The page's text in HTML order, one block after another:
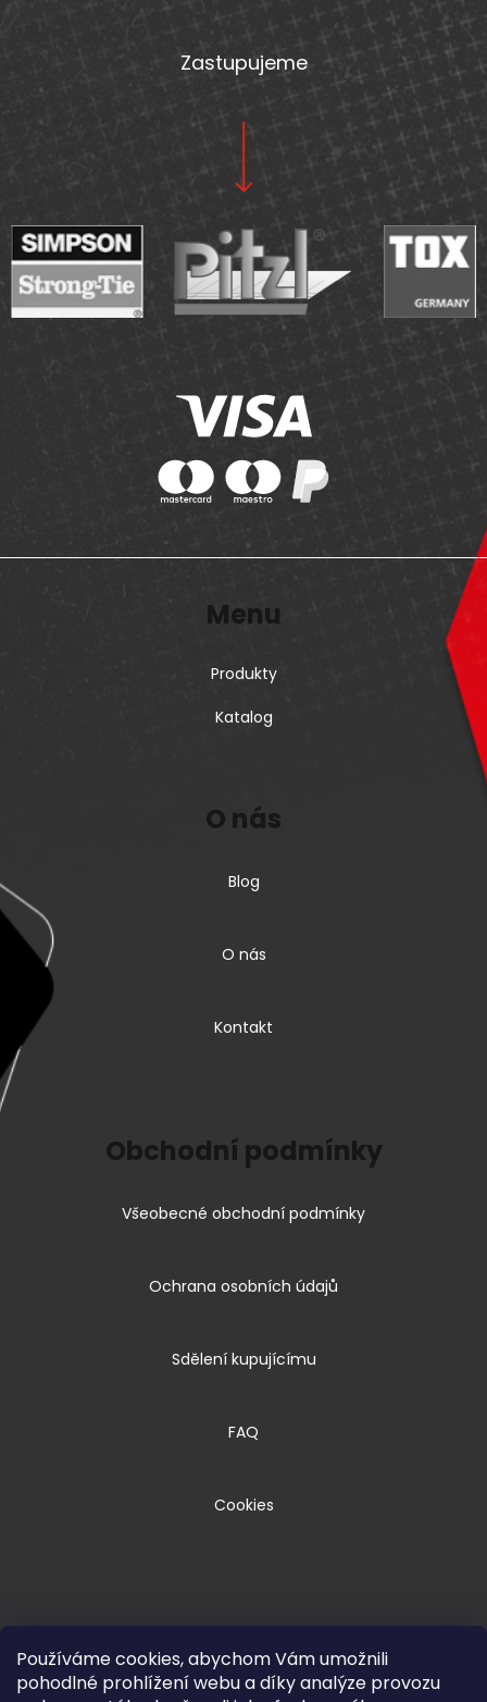
Používáme cookies, abychom Vám umožnili
pohodlné prohlížení webu a díky analýze provozu
Menu
Produkty
Katalog
O nás
Blog
O nás
Kontakt
Obchodní podmínky
Všeobecné obchodní podmínky
Ochrana osobních údajů
Sdělení kupujícímu
FAQ
Cookies
Zastupujeme